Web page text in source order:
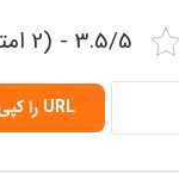
3.5/5 - (2 امتیاز)
URL را کپی کنید